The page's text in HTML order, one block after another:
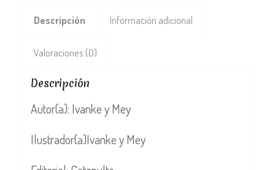
Descripción Información adicional
Valoraciones (0)
Descripción
Autor(a): Ivanke y Mey
Ilustrador(a)Ivanke y Mey